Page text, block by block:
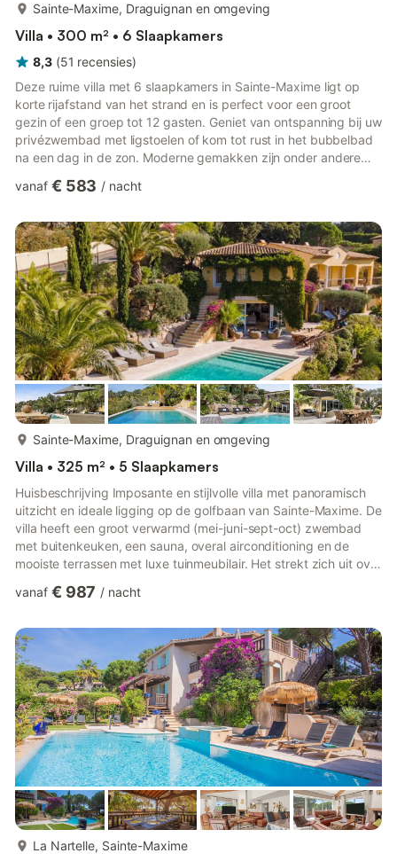
Sainte-Maxime, Draguignan en omgeving
Villa • 300 m² • 6 Slaapkamers
8,3 (51 recensies)
Deze ruime villa met 6 slaapkamers in Sainte-Maxime ligt op
korte rijafstand van het strand en is perfect voor een groot
gezin of een groep tot 12 gasten. Geniet van ontspanning bij uw
privézwembad met ligstoelen of kom tot rust in het bubbelbad
na een dag in de zon. Moderne gemakken zijn onder andere
een kinderstoel en een kinderbedje voor extra gemak. De villa
om buiten te spelen of te ontspannen – en een privéterras met
een barbecue voor gezellige diners in de buitenluc...
vanaf € 583 / nacht
Sainte-Maxime, Draguignan en omgeving
Villa • 325 m² • 5 Slaapkamers
Huisbeschrijving Imposante en stijlvolle villa met panoramisch
uitzicht en ideale ligging op de golfbaan van Sainte-Maxime. De
villa heeft een groot verwarmd (mei-juni-sept-oct) zwembad
met buitenkeuken, een sauna, overal airconditioning en de
mooiste terrassen met luxe tuinmeubilair. Het strekt zich uit over
aparte tv kamer (inclusief smart tv) en zelfs een sauna. Wat een
badplaats Sainte-Maxime en het strand La Nartelle. Langs de
kust heb je de keuze uit de mooiste r...
vanaf € 987 / nacht
La Nartelle, Sainte-Maxime